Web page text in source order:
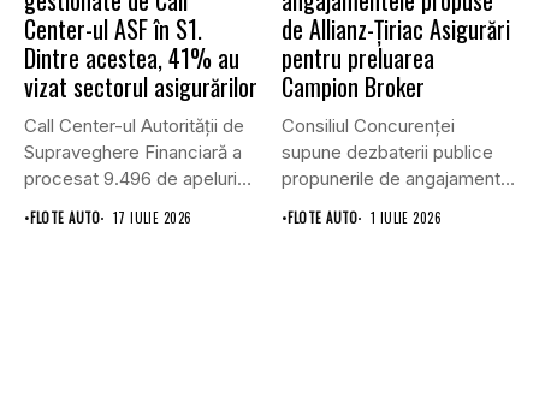
Center-ul ASF în S1.
Dintre acestea, 41% au
vizat sectorul asigurărilor
Call Center-ul Autorității de
Supraveghere Financiară a
procesat 9.496 de apeluri
primite...
•FLOTE AUTO 17 IULIE 2026
de Allianz-Ţiriac Asigurări
pentru preluarea
Campion Broker
Consiliul Concurenţei
supune dezbaterii publice
propunerile de angajamente
formulate de Allianz-Ţiriac
•FLOTE AUTO 1 IULIE 2026